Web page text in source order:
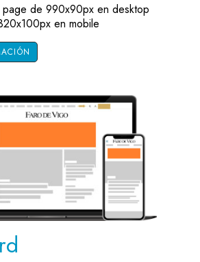
page de 990x90px en desktop
en mobile